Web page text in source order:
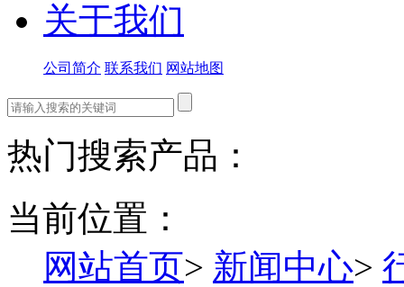
关于我们
公司简介 联系我们 网站地图
热门搜索产品：
当前位置：
网站首页> 新闻中心>